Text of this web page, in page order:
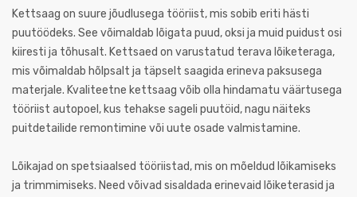
Kettsaag on suure jõudlusega tööriist, mis sobib eriti hästi
puutöödeks. See võimaldab lõigata puud, oksi ja muid puidust osi
kiiresti ja tõhusalt. Kettsaed on varustatud terava lõiketeraga,
mis võimaldab hõlpsalt ja täpselt saagida erineva paksusega
materjale. Kvaliteetne kettsaag võib olla hindamatu väärtusega
tööriist autopoel, kus tehakse sageli puutöid, nagu näiteks
puitdetailide remontimine või uute osade valmistamine.
Lõikajad on spetsiaalsed tööriistad, mis on mõeldud lõikamiseks
ja trimmimiseks. Need võivad sisaldada erinevaid lõiketerasid ja